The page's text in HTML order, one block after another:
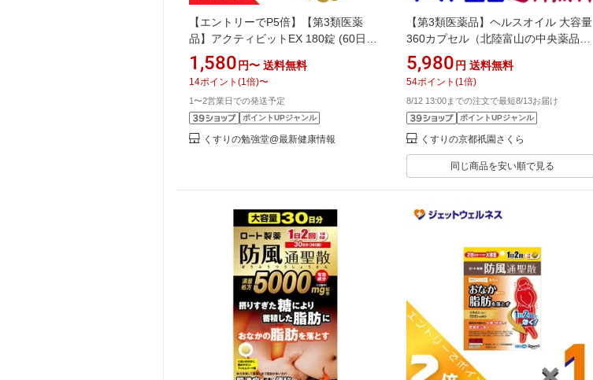
【エントリーでP5倍】【第3類医薬
品】アクティビットEX 180錠 (60日分)
送料無料
1,580 円〜 送料無料
14ポイント (1 倍)〜
1〜2営業日での発送予定
ポイントUPジャンル
くすりの勉強堂@最新健康情報
【第3類医薬品】ヘルスオイル 大容量
360カプセル（北陸富山の中央薬品）
動脈硬化症・高脂血症・悪玉コレステ
ロールの低下
5,980 円 送料無料
54ポイント (1 倍)
8/12 13:00までの注文で最短8/13お届け
ポイントUPジャンル
くすりの京都祇園さくら
同じ商品を安い順で見る